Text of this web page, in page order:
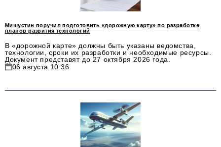
Мишустин поручил подготовить «дорожную карту» по разработке
планов развития технологий
В «дорожной карте» должны быть указаны ведомства,
технологии, сроки их разработки и необходимые ресурсы.
Документ представят до 27 октября 2026 года.
06 августа 10:36